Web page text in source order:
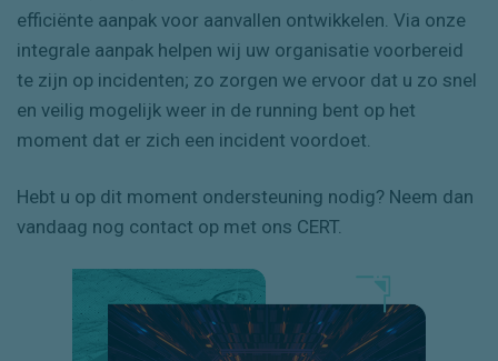
efficiënte aanpak voor aanvallen ontwikkelen. Via onze
integrale aanpak helpen wij uw organisatie voorbereid
te zijn op incidenten; zo zorgen we ervoor dat u zo snel
en veilig mogelijk weer in de running bent op het
moment dat er zich een incident voordoet.
Hebt u op dit moment ondersteuning nodig? Neem dan
vandaag nog contact op met ons CERT.